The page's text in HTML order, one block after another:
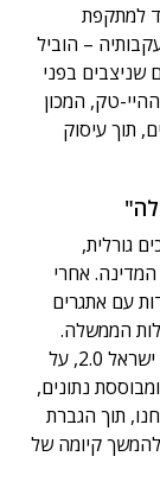
למתקפת
בעקבותיה – הוביל
שניצבים בפני
טק, המכון
תוך עיסוק
גורלית,
אחרי
עם אתגרים
הממשלה.
מכון RISE Israel יפעל לשרטוט קווי היסוד של ישראל 2.0, על
נתונים,
תוך הגברת
להמשך קיומה של